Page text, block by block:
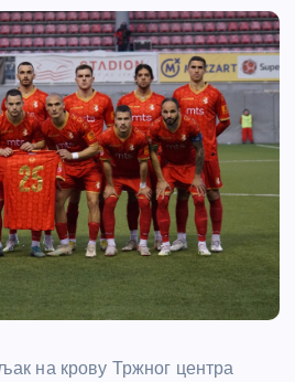
на крову Тржног центра